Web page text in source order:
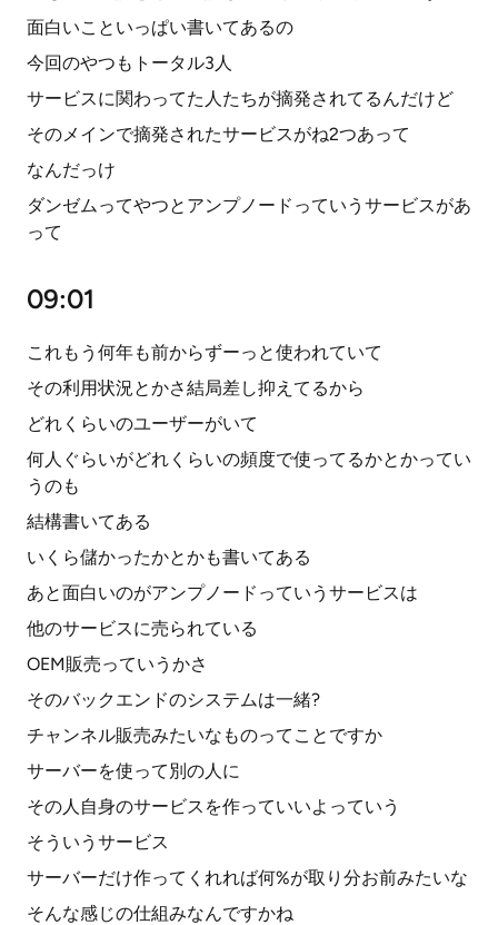
面白いこといっぱい書いてあるの
今回のやつもトータル3人
サービスに関わってた人たちが摘発されてるんだけど
そのメインで摘発されたサービスがね2つあって
なんだっけ
ダンゼムってやつとアンプノードっていうサービスがあ
って
09:01
これもう何年も前からずーっと使われていて
その利用状況とかさ結局差し抑えてるから
どれくらいのユーザーがいて
何人ぐらいがどれくらいの頻度で使ってるかとかってい
うのも
結構書いてある
いくら儲かったかとかも書いてある
あと面白いのがアンプノードっていうサービスは
他のサービスに売られている
OEM販売っていうかさ
そのバックエンドのシステムは一緒?
チャンネル販売みたいなものってことですか
サーバーを使って別の人に
その人自身のサービスを作っていいよっていう
そういうサービス
サーバーだけ作ってくれれば何%が取り分お前みたいな
そんな感じの仕組みなんですかね